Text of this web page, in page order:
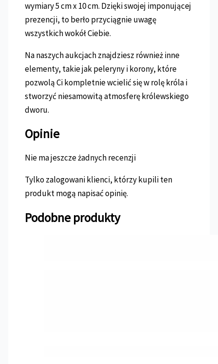
wymiary 5 cm x 10 cm. Dzięki swojej imponującej
prezencji, to berło przyciągnie uwagę
wszystkich wokół Ciebie.
Na naszych aukcjach znajdziesz również inne
elementy, takie jak peleryny i korony, które
pozwolą Ci kompletnie wcielić się w rolę króla i
stworzyć niesamowitą atmosferę królewskiego
dworu.
Opinie
Nie ma jeszcze żadnych recenzji
Tylko zalogowani klienci, którzy kupili ten
produkt mogą napisać opinię.
Podobne produkty